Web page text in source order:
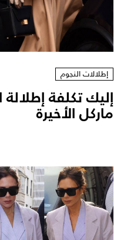
إطلالات النجوم
إليك تكلفة
ماركل الأخيرة ‎